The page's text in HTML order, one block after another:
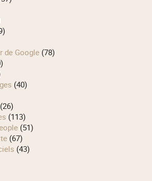
de Google (78)
(40)
(26)
(113)
(51)
(67)
(43)